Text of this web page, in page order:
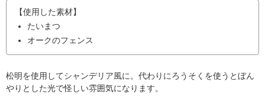
【使用した素材】
たいまつ
オークのフェンス
松明を使用してシャンデリア風に。代わりにろうそくを使うとぼん
やりとした光で怪しい雰囲気になります。